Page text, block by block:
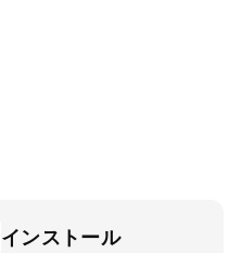
インストール